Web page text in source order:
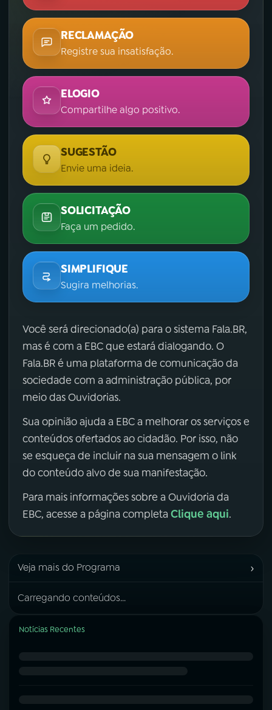
RECLAMAÇÃO
Registre sua insatisfação.
ELOGIO
Compartilhe algo positivo.
SUGESTÃO
Envie uma ideia.
SOLICITAÇÃO
Faça um pedido.
SIMPLIFIQUE
Sugira melhorias.
Você será direcionado(a) para o sistema Fala.BR,
mas é com a EBC que estará dialogando. O
Fala.BR é uma plataforma de comunicação da
sociedade com a administração pública, por
meio das Ouvidorias.
Sua opinião ajuda a EBC a melhorar os serviços e
conteúdos ofertados ao cidadão. Por isso, não
se esqueça de incluir na sua mensagem o link
do conteúdo alvo de sua manifestação.
Para mais informações sobre a Ouvidoria da
EBC, acesse a página completa Clique aqui.
Veja mais do Programa ›
Carregando conteúdos...
Notícias Recentes